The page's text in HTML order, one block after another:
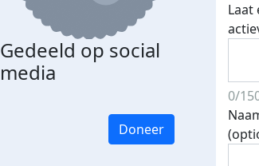
Gedeeld op social
media
Doneer
Laat
0/